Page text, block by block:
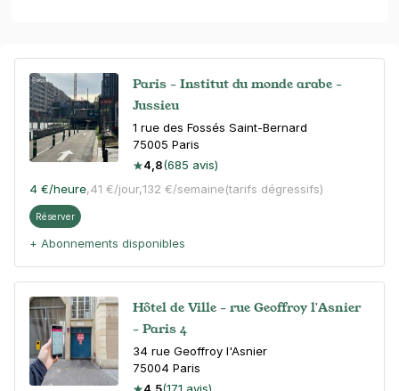
Paris - Institut du monde arabe -
Jussieu
1 rue des Fossés Saint-Bernard
75005 Paris
4,8(685 avis)
4 €/heure,41 €/jour,132 €/semaine(tarifs dégressifs)
Réserver
+ Abonnements disponibles
Hôtel de Ville - rue Geoffroy l'Asnier
- Paris 4
34 rue Geoffroy l'Asnier
75004 Paris